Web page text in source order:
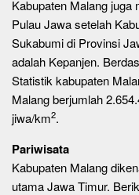
Kabupaten Malang juga
Pulau Jawa setelah
Sukabumi di Provinsi
adalah Kepanjen.
Statistik kabupaten
Malang berjumlah
jiwa/km2.
Pariwisata
Kabupaten Malang
utama Jawa Timur.